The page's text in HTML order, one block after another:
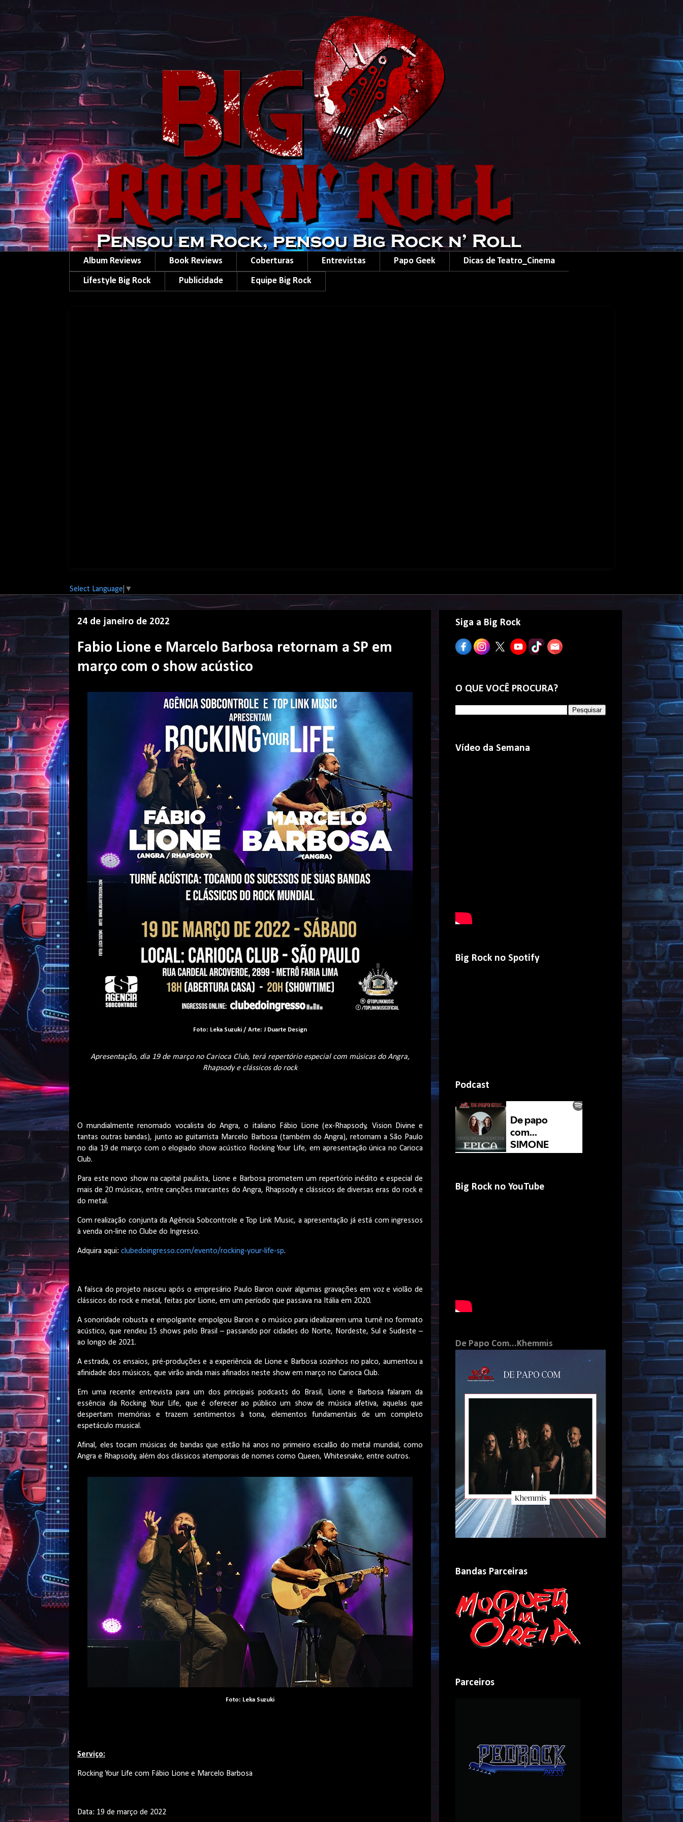
Album Reviews Book Reviews Coberturas Entrevistas Papo Geek Dicas de Teatro_Cinema
Lifestyle Big Rock Publicidade Equipe Big Rock
Select Language ▼
24 de janeiro de 2022
Fabio Lione e Marcelo Barbosa retornam a SP em
março com o show acústico
Foto: Leka Suzuki / Arte: J Duarte Design
Apresentação, dia 19 de março no Carioca Club, terá repertório especial com músicas do Angra,
Rhapsody e clássicos do rock
O mundialmente renomado vocalista do Angra, o italiano Fábio Lione (ex-Rhapsody, Vision Divine e
tantas outras bandas), junto ao guitarrista Marcelo Barbosa (também do Angra), retornam a São Paulo
no dia 19 de março com o elogiado show acústico Rocking Your Life, em apresentação única no Carioca
Club.
Para este novo show na capital paulista, Lione e Barbosa prometem um repertório inédito e especial de
mais de 20 músicas, entre canções marcantes do Angra, Rhapsody e clássicos de diversas eras do rock e
do metal.
Com realização conjunta da Agência Sobcontrole e Top Link Music, a apresentação já está com ingressos
à venda on-line no Clube do Ingresso.
Adquira aqui: clubedoingresso.com/evento/rocking-your-life-sp.
A faísca do projeto nasceu após o empresário Paulo Baron ouvir algumas gravações em voz e violão de
clássicos do rock e metal, feitas por Lione, em um período que passava na Itália em 2020.
A sonoridade robusta e empolgante empolgou Baron e o músico para idealizarem uma turnê no formato
acústico, que rendeu 15 shows pelo Brasil – passando por cidades do Norte, Nordeste, Sul e Sudeste –
ao longo de 2021.
A estrada, os ensaios, pré-produções e a experiência de Lione e Barbosa sozinhos no palco, aumentou a
afinidade dos músicos, que virão ainda mais afinados neste show em março no Carioca Club.
Em uma recente entrevista para um dos principais podcasts do Brasil, Lione e Barbosa falaram da
essência da Rocking Your Life, que é oferecer ao público um show de música afetiva, aquelas que
despertam memórias e trazem sentimentos à tona, elementos fundamentais de um completo
espetáculo musical.
Afinal, eles tocam músicas de bandas que estão há anos no primeiro escalão do metal mundial, como
Angra e Rhapsody, além dos clássicos atemporais de nomes como Queen, Whitesnake, entre outros.
Foto: Leka Suzuki
Serviço:
Rocking Your Life com Fábio Lione e Marcelo Barbosa
Data: 19 de março de 2022
Siga a Big Rock
O QUE VOCÊ PROCURA?
Vídeo da Semana
Big Rock no Spotify
Podcast
Big Rock no YouTube
De Papo Com...Khemmis
Bandas Parceiras
Parceiros